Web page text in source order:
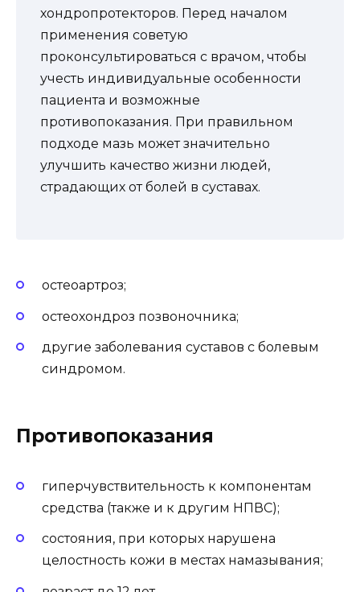
хондропротекторов. Перед началом
применения советую
проконсультироваться с врачом, чтобы
учесть индивидуальные особенности
пациента и возможные
противопоказания. При правильном
подходе мазь может значительно
улучшить качество жизни людей,
страдающих от болей в суставах.
остеоартроз;
остеохондроз позвоночника;
другие заболевания суставов с болевым
синдромом.
Противопоказания
гиперчувствительность к компонентам
средства (также и к другим НПВС);
состояния, при которых нарушена
целостность кожи в местах намазывания;